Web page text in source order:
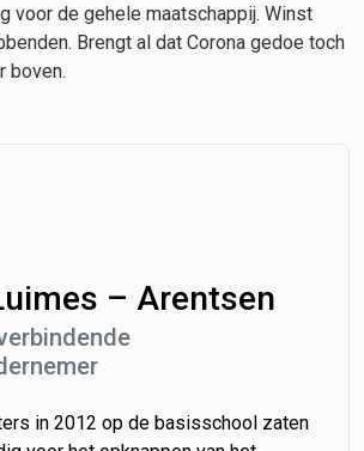
voor de gehele maatschappij. Winst
Brengt al dat Corona gedoe toch
boven.
– Arentsen
in 2012 op de basisschool zaten